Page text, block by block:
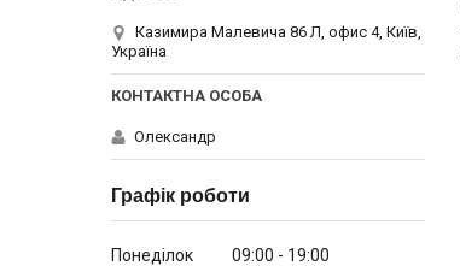
Казимира Малевича 86 Л, офис 4, Київ,
Україна
Олександр
Графік роботи
Понеділок 09:00
19:00